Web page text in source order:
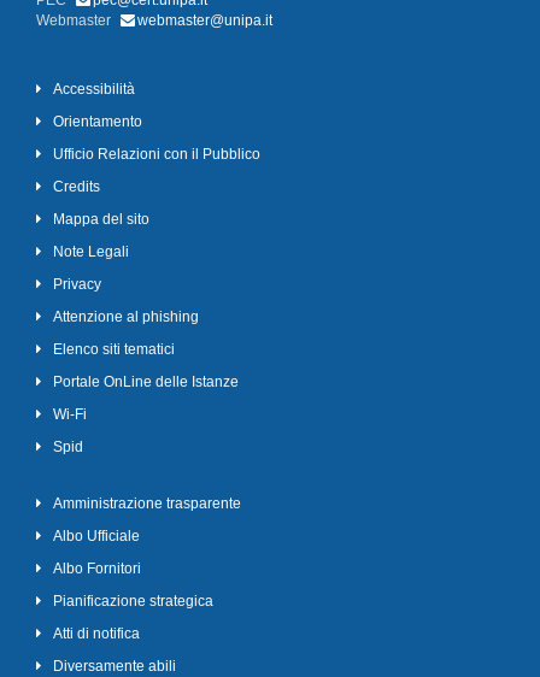
Webmaster
webmaster@unipa.it
Accessibilità
Orientamento
Ufficio Relazioni con il Pubblico
Credits
Mappa del sito
Note Legali
Privacy
Attenzione al phishing
Elenco siti tematici
Portale OnLine delle Istanze
Wi-Fi
Spid
Amministrazione trasparente
Albo Ufficiale
Albo Fornitori
Pianificazione strategica
Atti di notifica
Diversamente abili